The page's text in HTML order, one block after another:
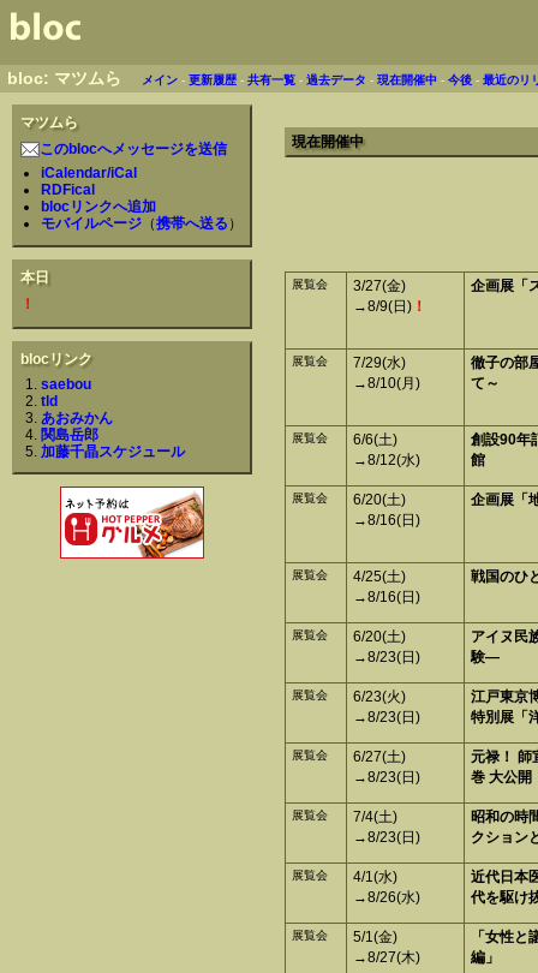
bloc: マツムら メイン -更新履歴 -共有一覧 -過去データ -現在開催中 -今後 -最近のリ
マツムら
このblocへメッセージを送信
iCalendar/iCal
RDFical
blocリンクへ追加
モバイルページ（携帯へ送る ）
本日
！
blocリンク
saebou
tld
あおみかん
関島岳郎
加藤千晶スケジュール
現在開催中
展覧会
3/27(金)
→8/9(日) ！
企画展「
展覧会
7/29(水)
→8/10(月)
徹子の部
て～
展覧会
6/6(土)
→8/12(水)
創設90年
館
展覧会
6/20(土)
→8/16(日)
企画展「
展覧会
4/25(土)
→8/16(日)
戦国のひ
展覧会
6/20(土)
→8/23(日)
アイヌ民
験―
展覧会
6/23(火)
→8/23(日)
江戸東京
特別展「
展覧会
6/27(土)
→8/23(日)
元禄！ 師
巻 大公開
展覧会
7/4(土)
→8/23(日)
昭和の時
クション
展覧会
4/1(水)
→8/26(水)
近代日本
代を駆け
展覧会
5/1(金)
→8/27(木)
「女性と
編」